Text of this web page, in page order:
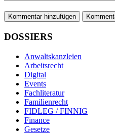
Kommentar hinzufügen
DOSSIERS
Anwaltskanzleien
Arbeitsrecht
Digital
Events
Fachliteratur
Familienrecht
FIDLEG / FINNIG
Finance
Gesetze